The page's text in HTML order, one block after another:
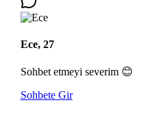
Ece, 27
Sohbet etmeyi severim 😊
Sohbete Gir